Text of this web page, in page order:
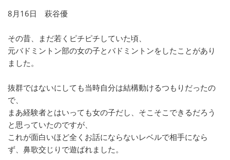
8月16日 萩谷優
その昔、まだ若くピチピチしていた頃、
元バドミントン部の女の子とバドミントンをしたことがあり
ました。
抜群ではないにしても当時自分は結構動けるつもりだったの
で、
まあ経験者とはいっても女の子だし、そこそこできるだろう
と思っていたのですが、
これが面白いほど全くお話にならないレベルで相手になら
ず、鼻歌交じりで遊ばれました。